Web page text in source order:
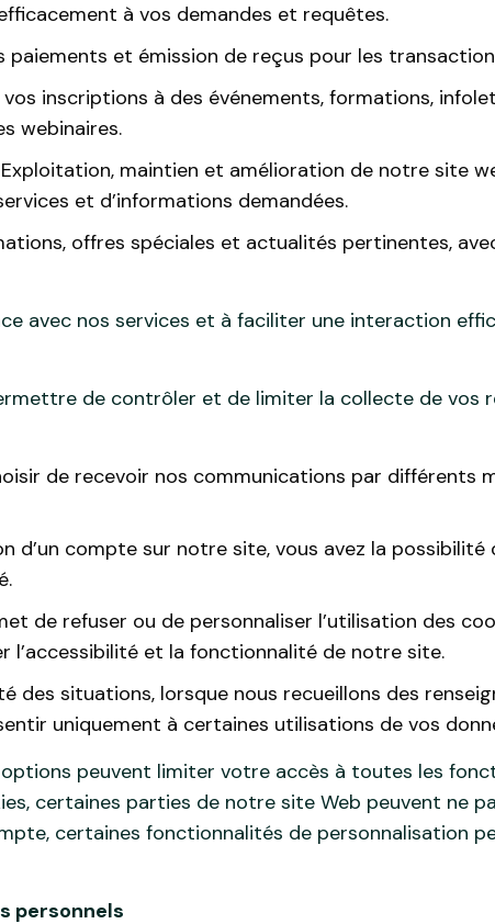
à vos demandes et requêtes.
paiements et émission de reçus pour les
vos inscriptions à des événements, formations,
webinaires.
Exploitation, maintien et amélioration de notre site
et d’informations demandées.
offres spéciales et actualités pertinentes,
avec nos services et à faciliter une interaction
de contrôler et de limiter la collecte de vos
de recevoir nos communications par différents
d’un compte sur notre site, vous avez la
de refuser ou de personnaliser l’utilisation des
et la fonctionnalité de notre site.
des situations, lorsque nous recueillons des
uniquement à certaines utilisations de vos
peuvent limiter votre accès à toutes les
certaines parties de notre site Web peuvent ne
certaines fonctionnalités de personnalisation
personnels